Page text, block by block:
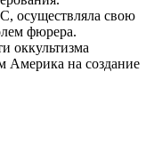
осуществляла свою
фюрера.
оккультизма
Америка на создание